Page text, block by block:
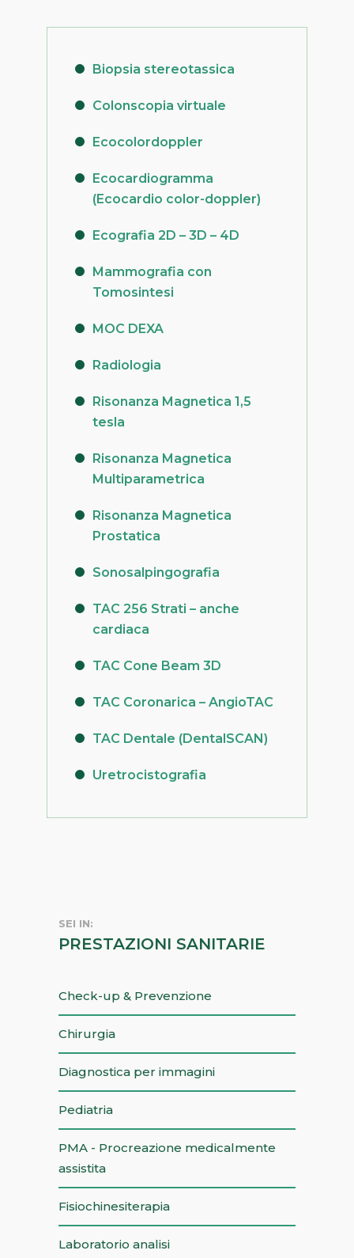
Biopsia stereotassica
Colonscopia virtuale
Ecocolordoppler
Ecocardiogramma
(Ecocardio color-doppler)
Ecografia 2D – 3D – 4D
Mammografia con
Tomosintesi
MOC DEXA
Radiologia
Risonanza Magnetica 1,5
tesla
Risonanza Magnetica
Multiparametrica
Risonanza Magnetica
Prostatica
Sonosalpingografia
TAC 256 Strati – anche
cardiaca
TAC Cone Beam 3D
TAC Coronarica – AngioTAC
TAC Dentale (DentalSCAN)
Uretrocistografia
SEI IN:
PRESTAZIONI SANITARIE
Check-up & Prevenzione
Chirurgia
Diagnostica per immagini
Pediatria
PMA - Procreazione medicalmente
assistita
Fisiochinesiterapia
Laboratorio analisi